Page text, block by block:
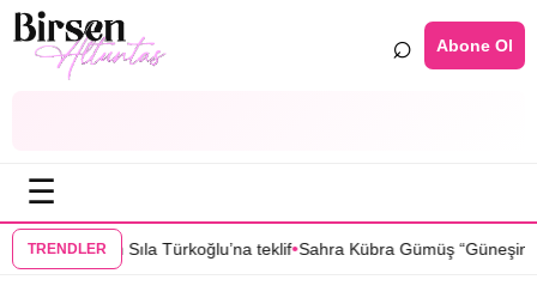
⌕ Abone Ol
☰
TRENDLER
teklif•Sahra Kübra Gümüş “Güneşin Doğduğu Yer” dizisinde•Selin